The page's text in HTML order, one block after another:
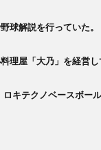
球解説を行っていた。
理屋「大乃」を経営
キテクノベースボール